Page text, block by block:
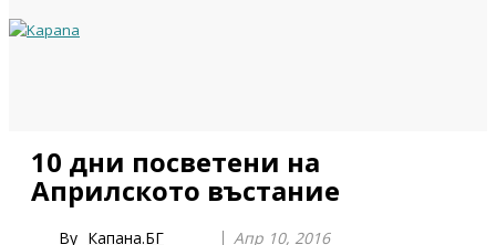
10 дни посветени на
Априлското въстание
By Капана.БГ
Апр 10, 2016
Year
Month
Year
Month